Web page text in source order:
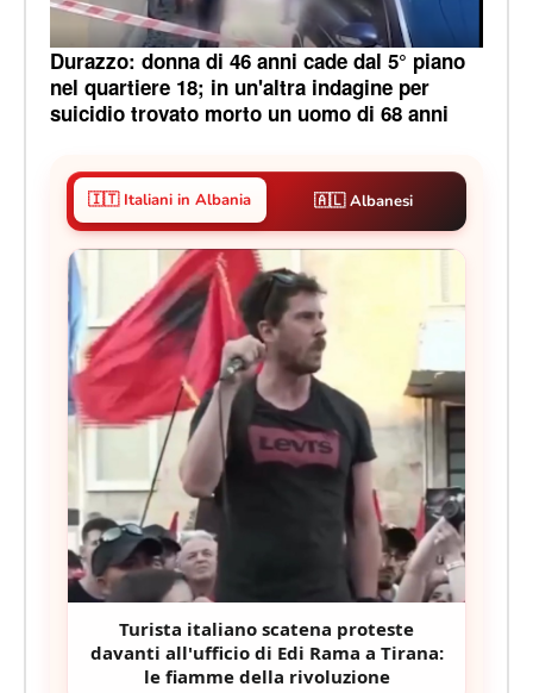
Durazzo: donna di 46 anni cade dal 5° piano
nel quartiere 18; in un'altra indagine per
suicidio trovato morto un uomo di 68 anni
🇮🇹 Italiani in Albania 🇦🇱 Albanesi
Turista italiano scatena proteste
davanti all'ufficio di Edi Rama a Tirana:
le fiamme della rivoluzione